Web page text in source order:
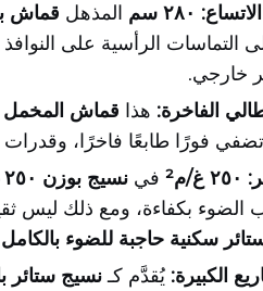
٢٨٠ سم
المذهل قماش
التماسات الرأسية على
خارجي.
الفاخرة: هذا قماش المخمل
تضفي فورًا طابعًا فاخرًا،
في نسيج بوزن ٢٥٠ غرام/م²
الضوء بكفاءة، ومع ذلك ليس
سكنية حاجبة للضوء بالكامل
الكبيرة: يُقدَّم كـنسيج ستائر